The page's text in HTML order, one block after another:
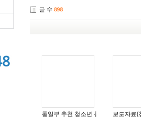
글 수 898
통일부 추천 청소년 통일
보도자료(